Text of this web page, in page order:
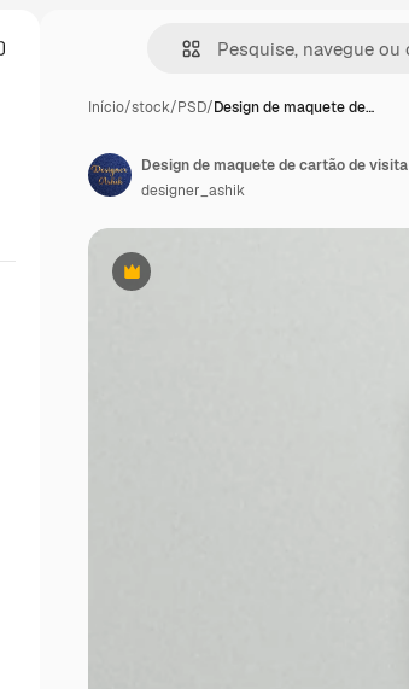
Início/stock/PSD/Design de maquete de…
Premium
Design de maquete de cartão de visita
designer_ashik